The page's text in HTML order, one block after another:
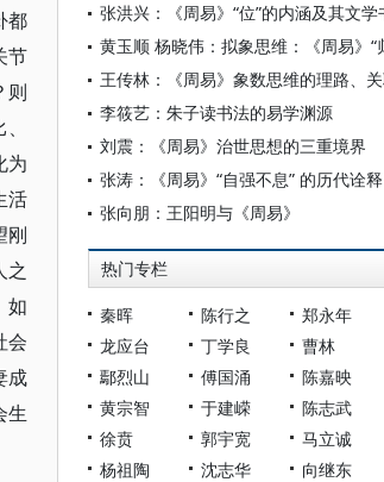
都
节
则
为
活
刚
之
如
会
成
生
李筱艺：朱子读书法的易学渊源
刘震：《周易》治世思想的三重境界
张涛：《周易》“自强不息” 的历代诠释
张向朋：王阳明与《周易》
热门专栏
秦晖 陈行之
郑永年
龙应台
丁学良
曹林
鄢烈山
傅国涌
陈嘉映
黄宗智
于建嵘
陈志武
徐贲
郭宇宽
马立诚
杨祖陶
沈志华
向继东